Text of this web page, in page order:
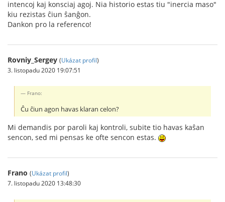
intencoj kaj konsciaj agoj. Nia historio estas tiu "inercia maso"
kiu rezistas ĉiun ŝanĝon.
Dankon pro la referenco!
Rovniy_Sergey (Ukázat profil)
3. listopadu 2020 19:07:51
Frano:
Ĉu ĉiun agon havas klaran celon?
Mi demandis por paroli kaj kontroli, subite tio havas kaŝan
sencon, sed mi pensas ke ofte sencon estas.
Frano (Ukázat profil)
7. listopadu 2020 13:48:30